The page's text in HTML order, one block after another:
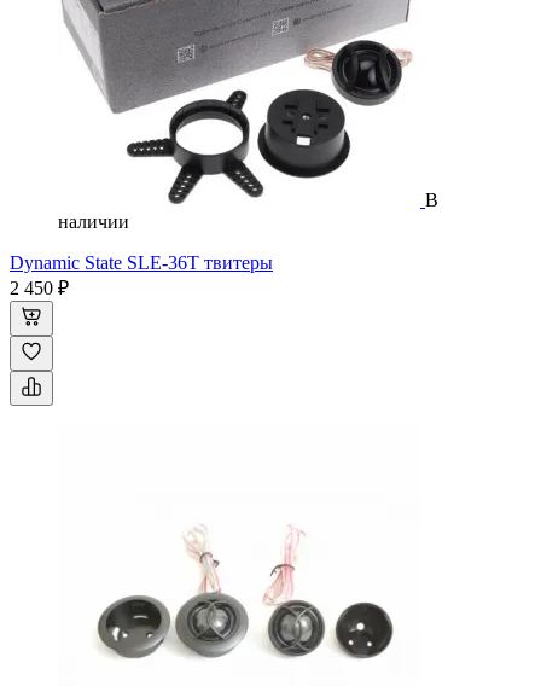
В
наличии
Dynamic State SLE-36T твитеры
2 450 ₽